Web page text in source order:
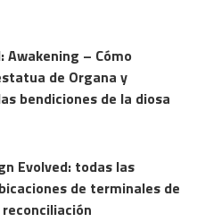
Awakening – Cómo
de Organa y
bendiciones de la diosa
Evolved: todas las
de terminales de